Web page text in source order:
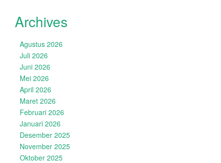
Archives
Agustus 2026
Juli 2026
Juni 2026
Mei 2026
April 2026
Maret 2026
Februari 2026
Januari 2026
Desember 2025
November 2025
Oktober 2025